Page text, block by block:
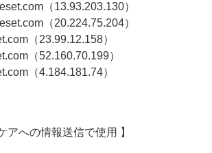
（13.93.203.130）
（20.224.75.204）
（23.99.12.158）
（52.160.70.199）
（4.184.181.74）
アへの情報送信で使用 】